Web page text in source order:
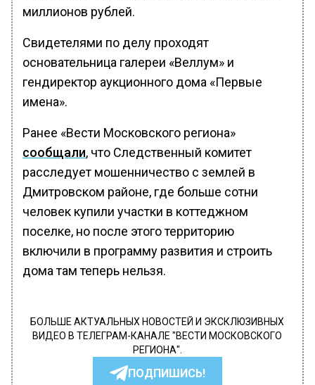
миллионов рублей.
Свидетелями по делу проходят
основательница галереи «Веллум» и
гендиректор аукционного дома «Первые
имена».
Ранее «Вести Московского региона»
сообщали, что Следственный комитет
расследует мошенничество с землей в
Дмитровском районе, где больше сотни
человек купили участки в коттеджном
поселке, но после этого территорию
включили в программу развития и строить
дома там теперь нельзя.
БОЛЬШЕ АКТУАЛЬНЫХ НОВОСТЕЙ И ЭКСКЛЮЗИВНЫХ
ВИДЕО В ТЕЛЕГРАМ-КАНАЛЕ "ВЕСТИ МОСКОВСКОГО
РЕГИОНА".
ПОДПИШИСЬ!